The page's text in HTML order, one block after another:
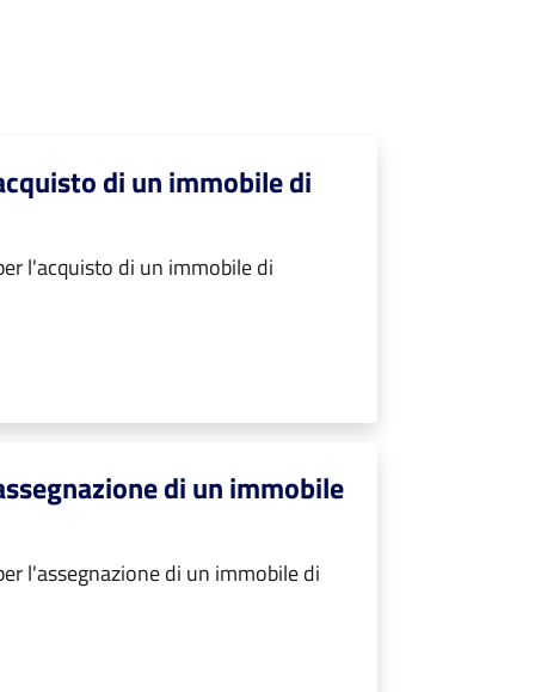
di un immobile di
l'acquisto di un immobile di
di un immobile
l'assegnazione di un immobile di